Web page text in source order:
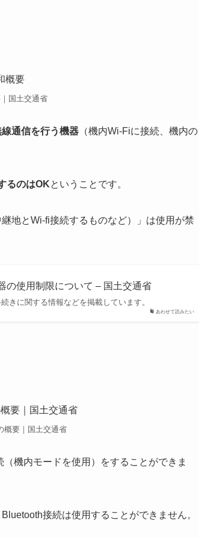
国土交通省
通信を行う機器 （機内Wi-Fiに接続、機内の
るのはOKということです。
継地とWi-fi接続するものなど）」は使用が禁
あわせて読みたい
の使用制限について – 国土交通省
きに関する情報などを掲載しています。
概要｜国土交通省
機内モードを使用）をすることができま
接続は使用することができません。